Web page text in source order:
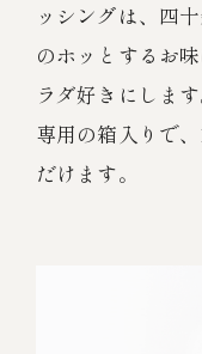
ッシングは、四
のホッとするお
ラダ好きにします
専用の箱入りで
だけます。